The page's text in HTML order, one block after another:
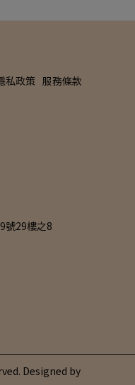
私政策 服務條款
號29樓之8
Designed by